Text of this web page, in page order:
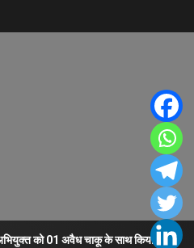
को 01 अवैध चाकू के साथ किया गया